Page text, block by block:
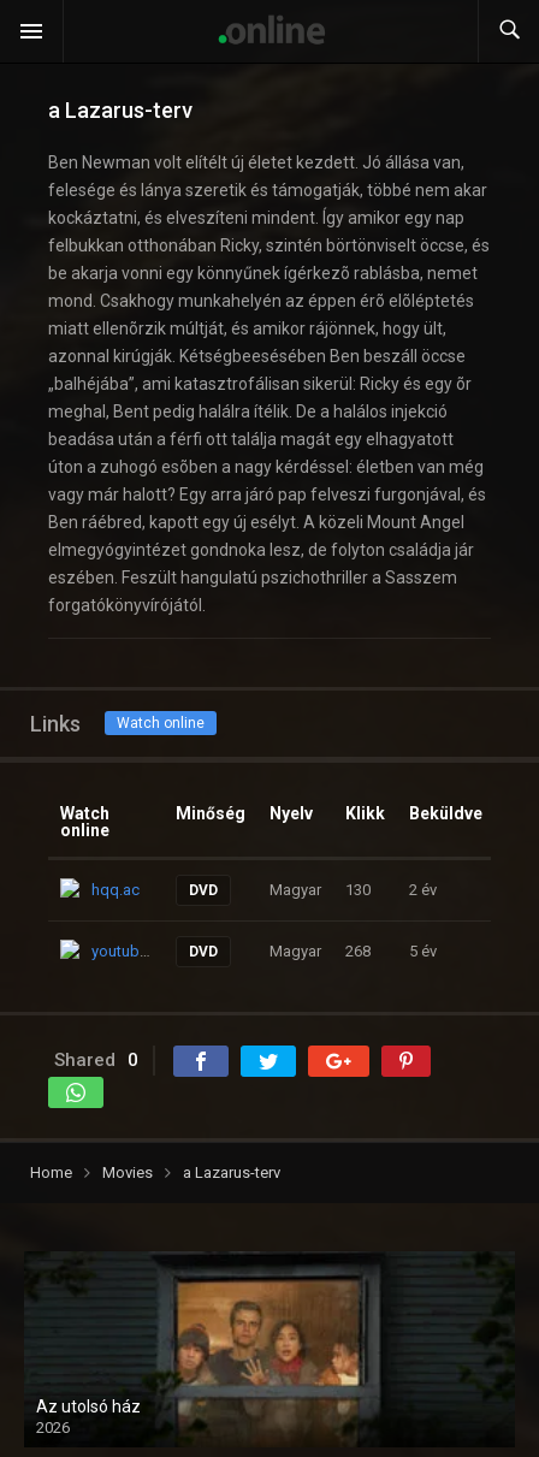
a Lazarus-terv
Ben Newman volt elítélt új életet kezdett. Jó állása van,
felesége és lánya szeretik és támogatják, többé nem akar
kockáztatni, és elveszíteni mindent. Így amikor egy nap
felbukkan otthonában Ricky, szintén börtönviselt öccse, és
be akarja vonni egy könnyűnek ígérkezõ rablásba, nemet
mond. Csakhogy munkahelyén az éppen érõ elõléptetés
miatt ellenõrzik múltját, és amikor rájönnek, hogy ült,
azonnal kirúgják. Kétségbeesésében Ben beszáll öccse
„balhéjába”, ami katasztrofálisan sikerül: Ricky és egy õr
meghal, Bent pedig halálra ítélik. De a halálos injekció
beadása után a férfi ott találja magát egy elhagyatott
úton a zuhogó esõben a nagy kérdéssel: életben van még
vagy már halott? Egy arra járó pap felveszi furgonjával, és
Ben ráébred, kapott egy új esélyt. A közeli Mount Angel
elmegyógyintézet gondnoka lesz, de folyton családja jár
eszében. Feszült hangulatú pszichothriller a Sasszem
forgatókönyvírójától.
Links Watch online
Watch
online
Minőség Nyelv Klikk Beküldve
hqq.ac DVD Magyar 130 2 év
youtube.com DVD Magyar 268 5 év
Shared 0
Home Movies a Lazarus-terv
Az utolsó ház
2026